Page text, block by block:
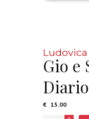
Gio e
€ 15.00